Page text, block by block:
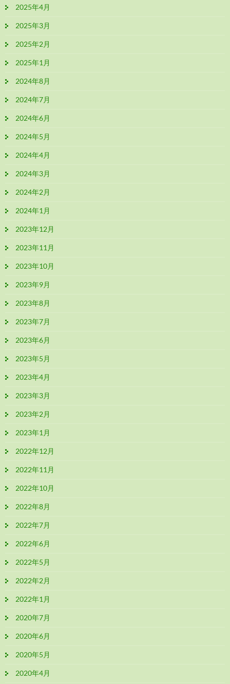
2025年4月
2025年3月
2025年2月
2025年1月
2024年8月
2024年7月
2024年6月
2024年5月
2024年4月
2024年3月
2024年2月
2024年1月
2023年12月
2023年11月
2023年10月
2023年9月
2023年8月
2023年7月
2023年6月
2023年5月
2023年4月
2023年3月
2023年2月
2023年1月
2022年12月
2022年11月
2022年10月
2022年8月
2022年7月
2022年6月
2022年5月
2022年2月
2022年1月
2020年7月
2020年6月
2020年5月
2020年4月